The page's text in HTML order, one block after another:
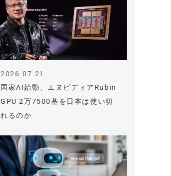
国家AI始動、エヌビディアRubin
GPU 2万7500基を日本は使い切
れるのか
2026-07-21